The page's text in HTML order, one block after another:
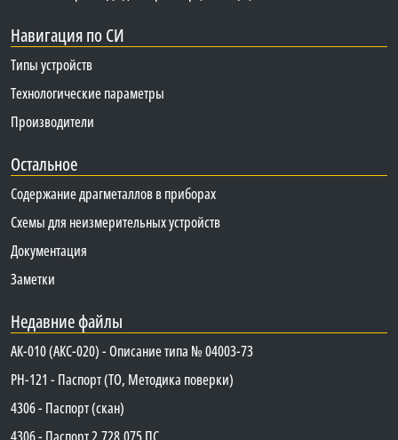
Навигация по СИ
Типы устройств
Технологические параметры
Производители
Остальное
Содержание драгметаллов в приборах
Схемы для неизмерительных устройств
Документация
Заметки
Недавние файлы
АК-010 (АКС-020) - Описание типа № 04003-73
PH-121 - Паспорт (ТО, Методика поверки)
4306 - Паспорт (скан)